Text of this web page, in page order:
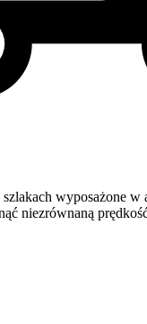
wyposażone w
niezrównaną